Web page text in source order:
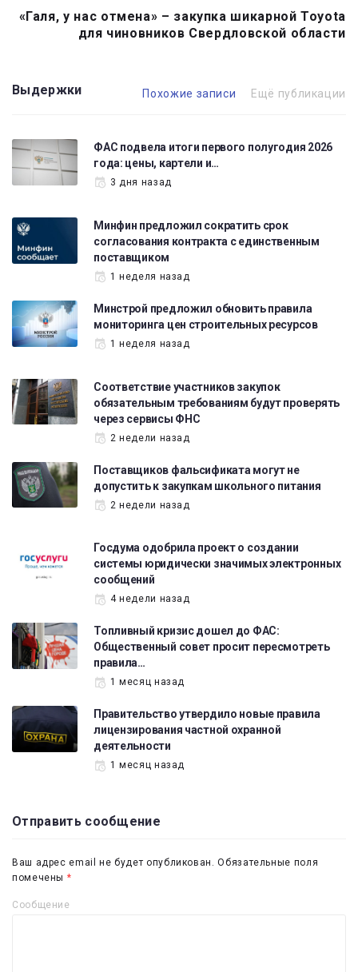
«Галя, у нас отмена» – закупка шикарной Toyota
для чиновников Свердловской области
Выдержки Похожие записи Ещё публикации
ФАС подвела итоги первого полугодия 2026
года: цены, картели и…
3 дня назад
Минфин предложил сократить срок
согласования контракта с единственным
поставщиком
1 неделя назад
Минстрой предложил обновить правила
мониторинга цен строительных ресурсов
1 неделя назад
Соответствие участников закупок
обязательным требованиям будут проверять
через сервисы ФНС
2 недели назад
Поставщиков фальсификата могут не
допустить к закупкам школьного питания
2 недели назад
Госдума одобрила проект о создании
системы юридически значимых электронных
сообщений
4 недели назад
Топливный кризис дошел до ФАС:
Общественный совет просит пересмотреть
правила…
1 месяц назад
Правительство утвердило новые правила
лицензирования частной охранной
деятельности
1 месяц назад
Отправить сообщение
Ваш адрес email не будет опубликован. Обязательные поля
помечены *
Сообщение